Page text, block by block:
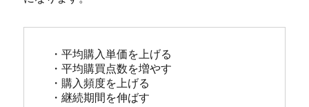
・継続期間を伸ばす